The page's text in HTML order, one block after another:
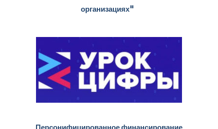
организациях"